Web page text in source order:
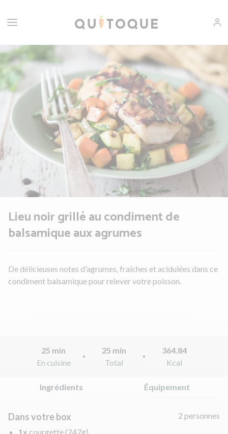
Lieu noir grillé au condiment de
balsamique aux agrumes
De délicieuses notes d'agrumes, fraîches et acidulées dans ce
condiment balsamique pour relever votre poisson.
25 min
En cuisine
25 min
Total
364.84
Kcal
Ingrédients Équipement
Dans votre box
2 personnes
1x courgette (247g)